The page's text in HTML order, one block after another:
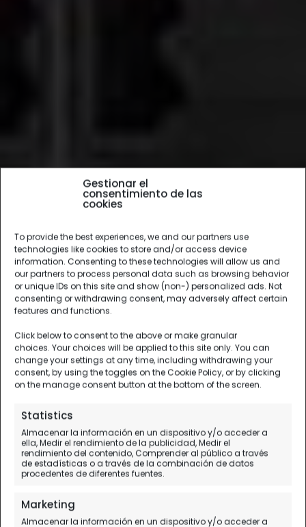
Gestionar el
consentimiento de las
cookies
To provide the best experiences, we and our partners use
technologies like cookies to store and/or access device
information. Consenting to these technologies will allow us and
our partners to process personal data such as browsing behavior
or unique IDs on this site and show (non-) personalized ads. Not
consenting or withdrawing consent, may adversely affect certain
features and functions.
Click below to consent to the above or make granular
choices. Your choices will be applied to this site only. You can
change your settings at any time, including withdrawing your
consent, by using the toggles on the Cookie Policy, or by clicking
on the manage consent button at the bottom of the screen.
Statistics
Almacenar la información en un dispositivo y/o acceder a
ella, Medir el rendimiento de la publicidad, Medir el
rendimiento del contenido, Comprender al público a través
de estadísticas o a través de la combinación de datos
procedentes de diferentes fuentes.
Marketing
Almacenar la información en un dispositivo y/o acceder a